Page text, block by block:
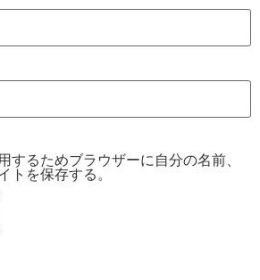
するためブラウザーに自分の名前、
トを保存する。